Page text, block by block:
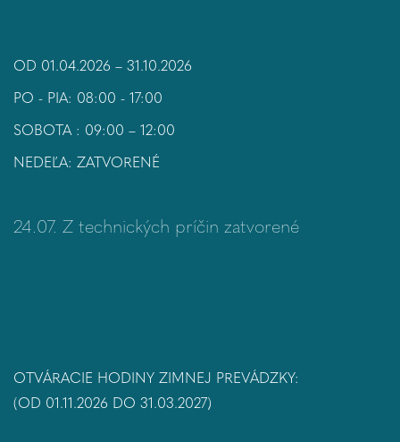
OD 01.04.2026 – 31.10.2026
PO - PIA: 08:00 - 17:00
SOBOTA : 09:00 – 12:00
NEDEĽA: ZATVORENÉ
24.07. Z technických príčin zatvorené
OTVÁRACIE HODINY ZIMNEJ PREVÁDZKY:
(OD 01.11.2026 DO 31.03.2027)